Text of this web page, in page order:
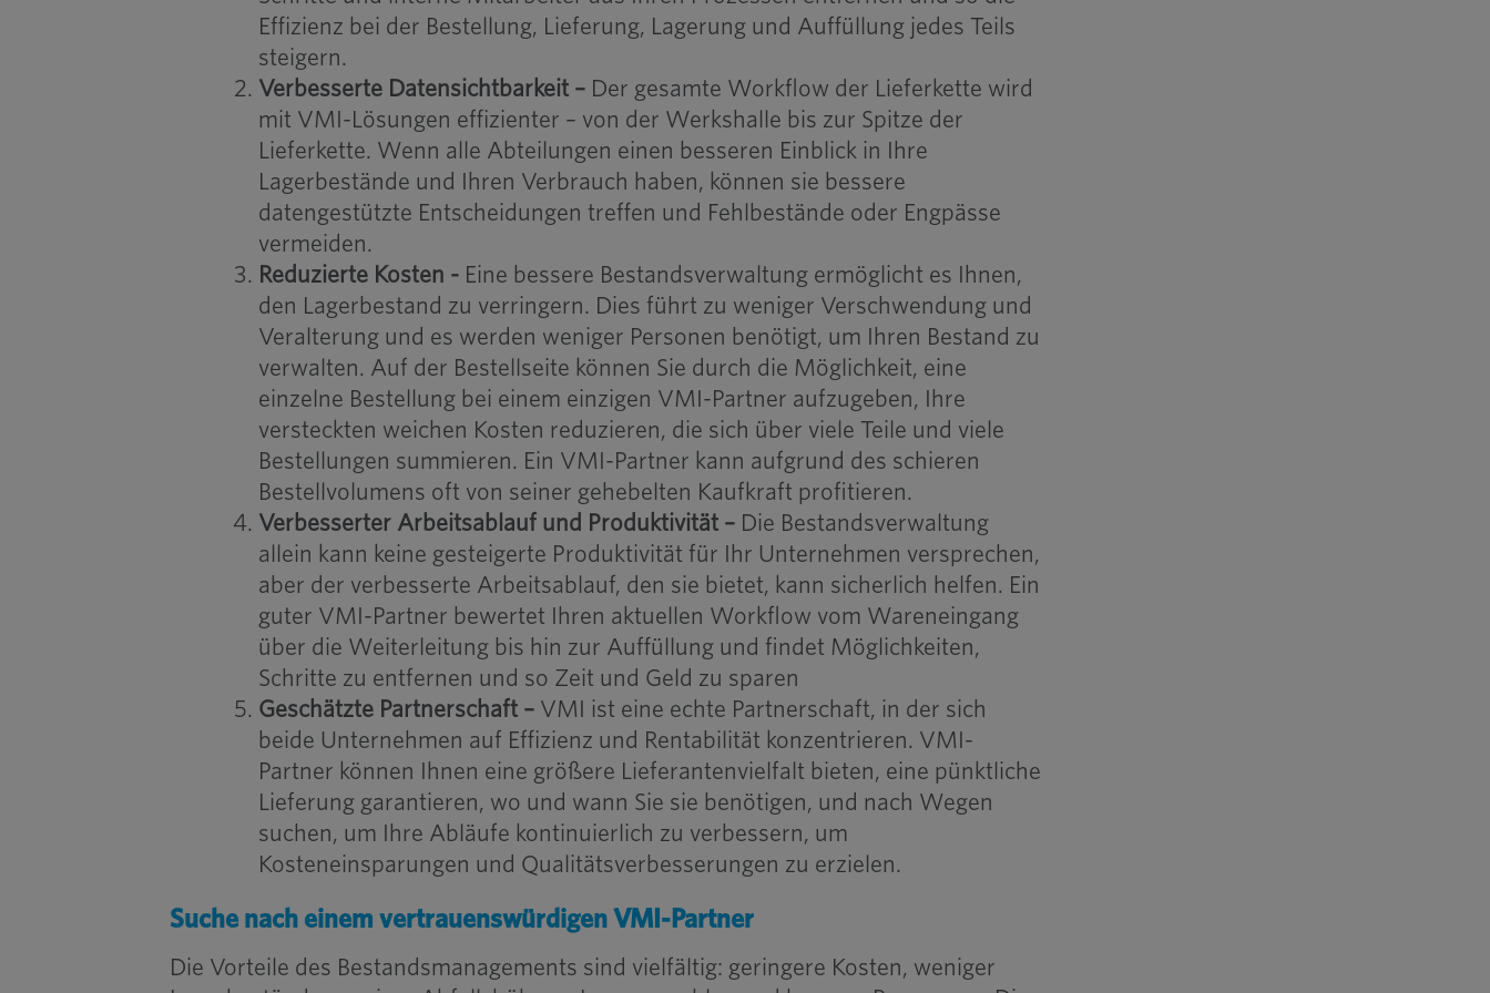
Effizienz bei der Bestellung, Lieferung, Lagerung und Auffüllung jedes Teils
steigern.
Verbesserte Datensichtbarkeit – Der gesamte Workflow der Lieferkette wird
mit VMI-Lösungen effizienter – von der Werkshalle bis zur Spitze der
Lieferkette. Wenn alle Abteilungen einen besseren Einblick in Ihre
Lagerbestände und Ihren Verbrauch haben, können sie bessere
datengestützte Entscheidungen treffen und Fehlbestände oder Engpässe
vermeiden.
Reduzierte Kosten - Eine bessere Bestandsverwaltung ermöglicht es Ihnen,
den Lagerbestand zu verringern. Dies führt zu weniger Verschwendung und
Veralterung und es werden weniger Personen benötigt, um Ihren Bestand zu
verwalten. Auf der Bestellseite können Sie durch die Möglichkeit, eine
einzelne Bestellung bei einem einzigen VMI-Partner aufzugeben, Ihre
versteckten weichen Kosten reduzieren, die sich über viele Teile und viele
Bestellungen summieren. Ein VMI-Partner kann aufgrund des schieren
Bestellvolumens oft von seiner gehebelten Kaufkraft profitieren.
Verbesserter Arbeitsablauf und Produktivität – Die Bestandsverwaltung
allein kann keine gesteigerte Produktivität für Ihr Unternehmen versprechen,
aber der verbesserte Arbeitsablauf, den sie bietet, kann sicherlich helfen. Ein
guter VMI-Partner bewertet Ihren aktuellen Workflow vom Wareneingang
über die Weiterleitung bis hin zur Auffüllung und findet Möglichkeiten,
Schritte zu entfernen und so Zeit und Geld zu sparen
Geschätzte Partnerschaft – VMI ist eine echte Partnerschaft, in der sich
beide Unternehmen auf Effizienz und Rentabilität konzentrieren. VMI-
Partner können Ihnen eine größere Lieferantenvielfalt bieten, eine pünktliche
Lieferung garantieren, wo und wann Sie sie benötigen, und nach Wegen
suchen, um Ihre Abläufe kontinuierlich zu verbessern, um
Kosteneinsparungen und Qualitätsverbesserungen zu erzielen.
Suche nach einem vertrauenswürdigen VMI-Partner
Die Vorteile des Bestandsmanagements sind vielfältig: geringere Kosten, weniger